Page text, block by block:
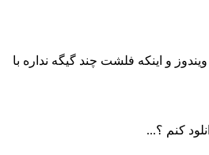
و اینکه فلشت چند گیگه نداره با
کنم ؟...